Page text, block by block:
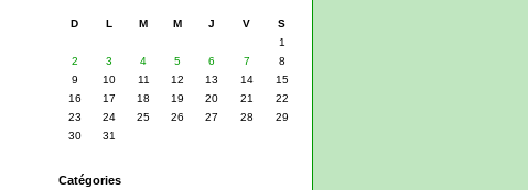
D L M M J V
S
1
2
3 4 5 6 7
8
9
10 11 12 13 14
15
16
17 18 19 20 21
22
23
24 25 26 27 28
29
30
31
Catégories